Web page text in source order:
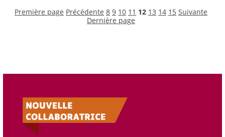
Première page Précédente 8 9 10 11 12 13 14 15 Suivante
Dernière page